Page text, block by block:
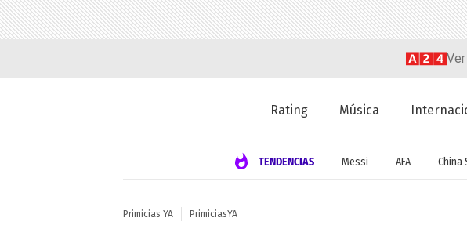
Rating Música
TENDENCIAS Messi AFA China
Primicias YA PrimiciasYA